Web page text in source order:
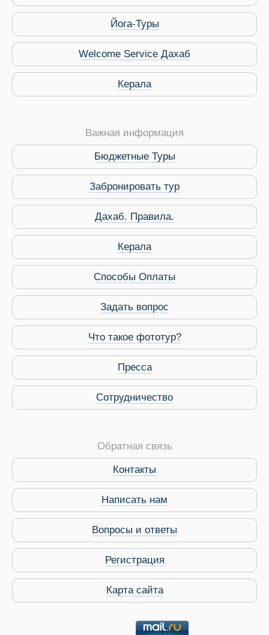
Дахаб
Виза в Индию
Йога-Туры
Welcome Service Дахаб
Керала
Важная информация
Бюджетные Туры
Забронировать тур
Дахаб. Правила.
Керала
Способы Оплаты
Задать вопрос
Что такое фототур?
Пресса
Сотрудничество
Обратная связь
Контакты
Написать нам
Вопросы и ответы
Регистрация
Карта сайта